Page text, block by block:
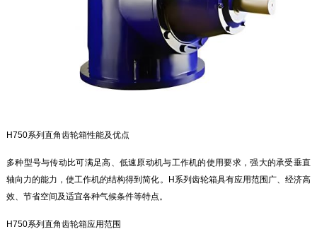
H750系列直角齿轮箱性能及优点
多种型号与传动比可满足高、低速原动机与工作机的使用要求，强大的承受垂直
轴向力的能力，使工作机的结构得到简化。H系列齿轮箱具有应用范围广、经济高
效、节省空间及适宜各种气候条件等特点。
H750系列直角齿轮箱应用范围